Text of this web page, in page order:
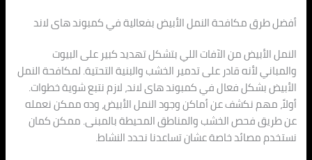
أفضل طرق مكافحة النمل الأبيض بفعالية في كمبوند هاى لاند
النمل الأبيض من الآفات اللي بتشكل تهديد كبير على البيوت
والمباني لأنه قادر على تدمير الخشب والبنية التحتية. لمكافحة النمل
الأبيض بشكل فعال في كمبوند هاى لاند، لازم نتبع شوية خطوات.
أولاً، مهم نكشف عن أماكن وجود النمل الأبيض، وده ممكن نعمله
عن طريق فحص الخشب والمناطق المحيطة بالمبنى. ممكن كمان
نستخدم مصائد خاصة عشان تساعدنا نحدد النشاط.